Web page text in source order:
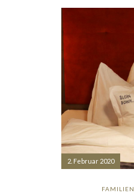
2. Februar 2020
FAMILIEN